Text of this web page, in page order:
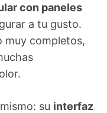
con paneles
a tu gusto.
muy completos,
su interfaz